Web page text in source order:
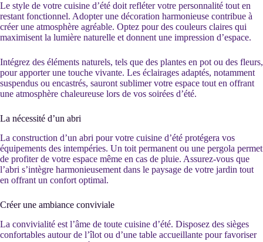
Le style de votre cuisine d’été doit refléter votre personnalité tout en
restant fonctionnel. Adopter une décoration harmonieuse contribue à
créer une atmosphère agréable. Optez pour des couleurs claires qui
maximisent la lumière naturelle et donnent une impression d’espace.
Intégrez des éléments naturels, tels que des plantes en pot ou des fleurs,
pour apporter une touche vivante. Les éclairages adaptés, notamment
suspendus ou encastrés, sauront sublimer votre espace tout en offrant
une atmosphère chaleureuse lors de vos soirées d’été.
La nécessité d’un abri
La construction d’un abri pour votre cuisine d’été protégera vos
équipements des intempéries. Un toit permanent ou une pergola permet
de profiter de votre espace même en cas de pluie. Assurez-vous que
l’abri s’intègre harmonieusement dans le paysage de votre jardin tout
en offrant un confort optimal.
Créer une ambiance conviviale
La convivialité est l’âme de toute cuisine d’été. Disposez des sièges
confortables autour de l’îlot ou d’une table accueillante pour favoriser